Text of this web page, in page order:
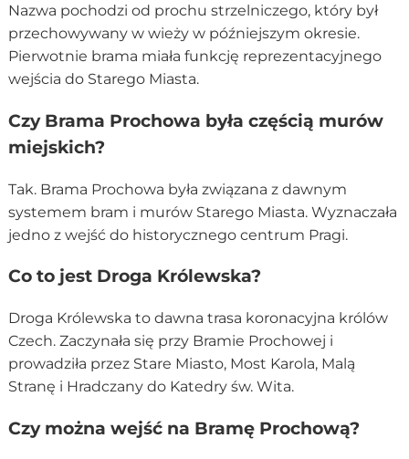
Nazwa pochodzi od prochu strzelniczego, który był
przechowywany w wieży w późniejszym okresie.
Pierwotnie brama miała funkcję reprezentacyjnego
wejścia do Starego Miasta.
Czy Brama Prochowa była częścią murów
miejskich?
Tak. Brama Prochowa była związana z dawnym
systemem bram i murów Starego Miasta. Wyznaczała
jedno z wejść do historycznego centrum Pragi.
Co to jest Droga Królewska?
Droga Królewska to dawna trasa koronacyjna królów
Czech. Zaczynała się przy Bramie Prochowej i
prowadziła przez Stare Miasto, Most Karola, Malą
Stranę i Hradczany do Katedry św. Wita.
Czy można wejść na Bramę Prochową?